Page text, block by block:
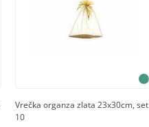
Vrečka organza zlata 23x30cm, set
10